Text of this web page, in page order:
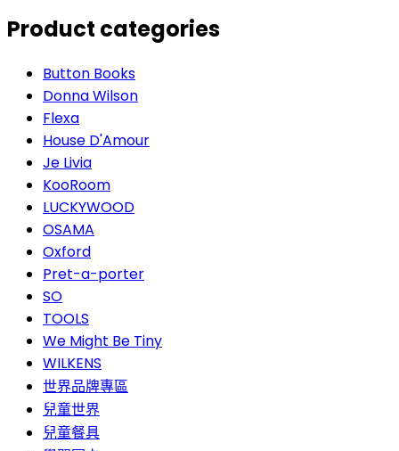
Product categories
Button Books
Donna Wilson
Flexa
House D'Amour
Je Livia
KooRoom
LUCKYWOOD
OSAMA
Oxford
Pret-a-porter
SO
TOOLS
We Might Be Tiny
WILKENS
世界品牌專區
兒童世界
兒童餐具